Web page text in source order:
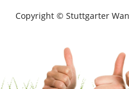
Copyright © Stuttgarter